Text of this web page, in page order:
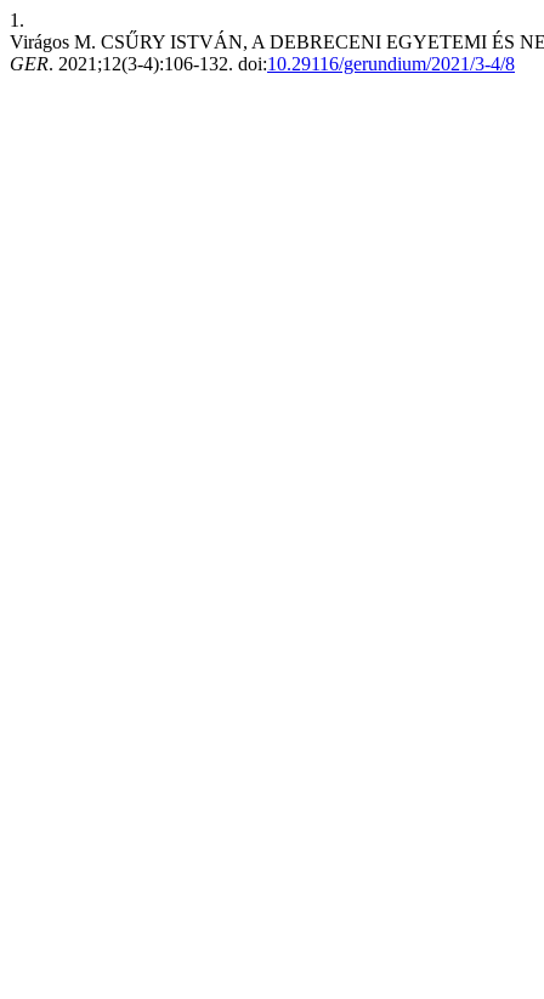
1.
Virágos M. CSŰRY ISTVÁN, A DEBRECENI EGYETEMI ÉS
GER. 2021;12(3-4):106-132. doi:10.29116/gerundium/2021/3-4/8